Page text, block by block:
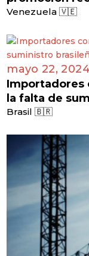
Venezuela 🇻🇪
mayo 22,
Importadores
la falta de
Brasil 🇧🇷